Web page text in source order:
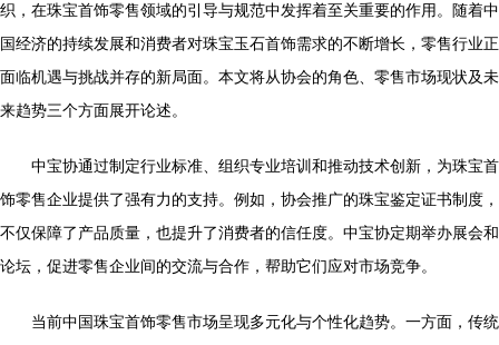
织，在珠宝首饰零售领域的引导与规范中发挥着至关重要的作用。随着中
国经济的持续发展和消费者对珠宝玉石首饰需求的不断增长，零售行业正
面临机遇与挑战并存的新局面。本文将从协会的角色、零售市场现状及未
来趋势三个方面展开论述。
中宝协通过制定行业标准、组织专业培训和推动技术创新，为珠宝首
饰零售企业提供了强有力的支持。例如，协会推广的珠宝鉴定证书制度，
不仅保障了产品质量，也提升了消费者的信任度。中宝协定期举办展会和
论坛，促进零售企业间的交流与合作，帮助它们应对市场竞争。
当前中国珠宝首饰零售市场呈现多元化与个性化趋势。一方面，传统